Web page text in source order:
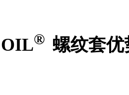
® 螺纹套优